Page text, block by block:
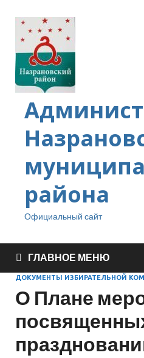
района
Официальный сайт
ГЛАВНОЕ МЕНЮ
ДОКУМЕНТЫ ИЗБИРАТЕЛЬНОЙ
О Плане